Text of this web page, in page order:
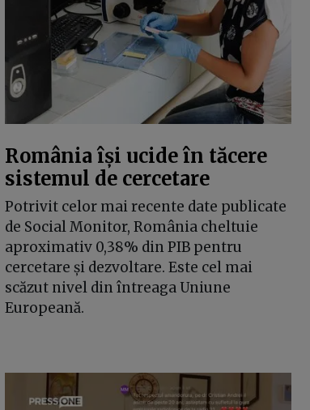
România își ucide în tăcere
sistemul de cercetare
Potrivit celor mai recente date publicate
de Social Monitor, România cheltuie
aproximativ 0,38% din PIB pentru
cercetare și dezvoltare. Este cel mai
scăzut nivel din întreaga Uniune
Europeană.